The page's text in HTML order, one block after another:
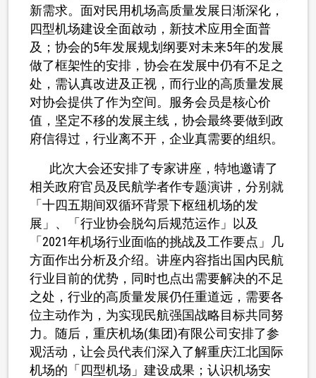
新需求。面对民用机场高质量发展日渐深化，
四型机场建设全面啟动，新技术应用全面普
及；协会的5年发展规划纲要对未来5年的发展
做了框架性的安排，协会在发展中仍有不足之
处，需认真改进及正视，而行业的高质量发展
对协会提供了作为空间。服务会员是核心价
值，坚定不移的发展主线，协会最终要做到政
府信得过，行业离不开，企业真需要的组织。
此次大会还安排了专家讲座，特地邀请了
相关政府官员及民航学者作专题演讲，分别就
「十四五期间双循环背景下枢纽机场的发
展」、「行业协会脱勾后规范运作」以及
「 2021 年机场行业面临的挑战及工作要点」几
方面作出分析及介绍。讲座内容指出国内民航
行业目前的优势，同时也点出需要解决的不足
之处，行业的高质量发展仍任重道远，需要各
位主动作为，为实现民航强国战略目标共同努
力。随后，重庆机场(集团)有限公司安排了参
观活动，让会员代表们深入了解重庆江北国际
机场的「四型机场」建设成果；认识机场安